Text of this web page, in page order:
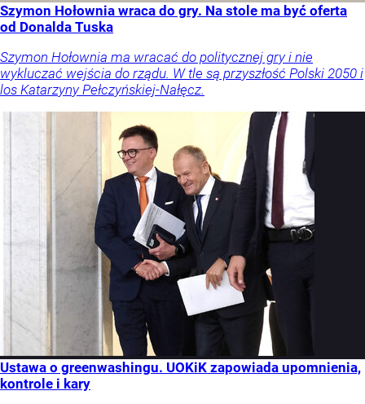
Szymon Hołownia wraca do gry. Na stole ma być oferta
od Donalda Tuska
Szymon Hołownia ma wracać do politycznej gry i nie
wykluczać wejścia do rządu. W tle są przyszłość Polski 2050 i
los Katarzyny Pełczyńskiej-Nałęcz.
Ustawa o greenwashingu. UOKiK zapowiada upomnienia,
kontrole i kary